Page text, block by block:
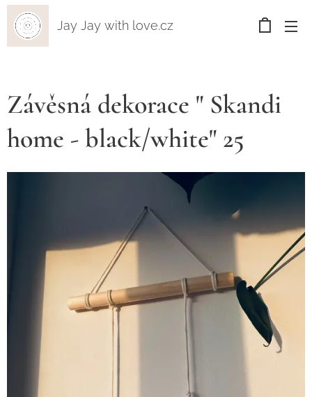
Jay Jay with love.cz
Závěsná dekorace " Skandi
home - black/white" 25